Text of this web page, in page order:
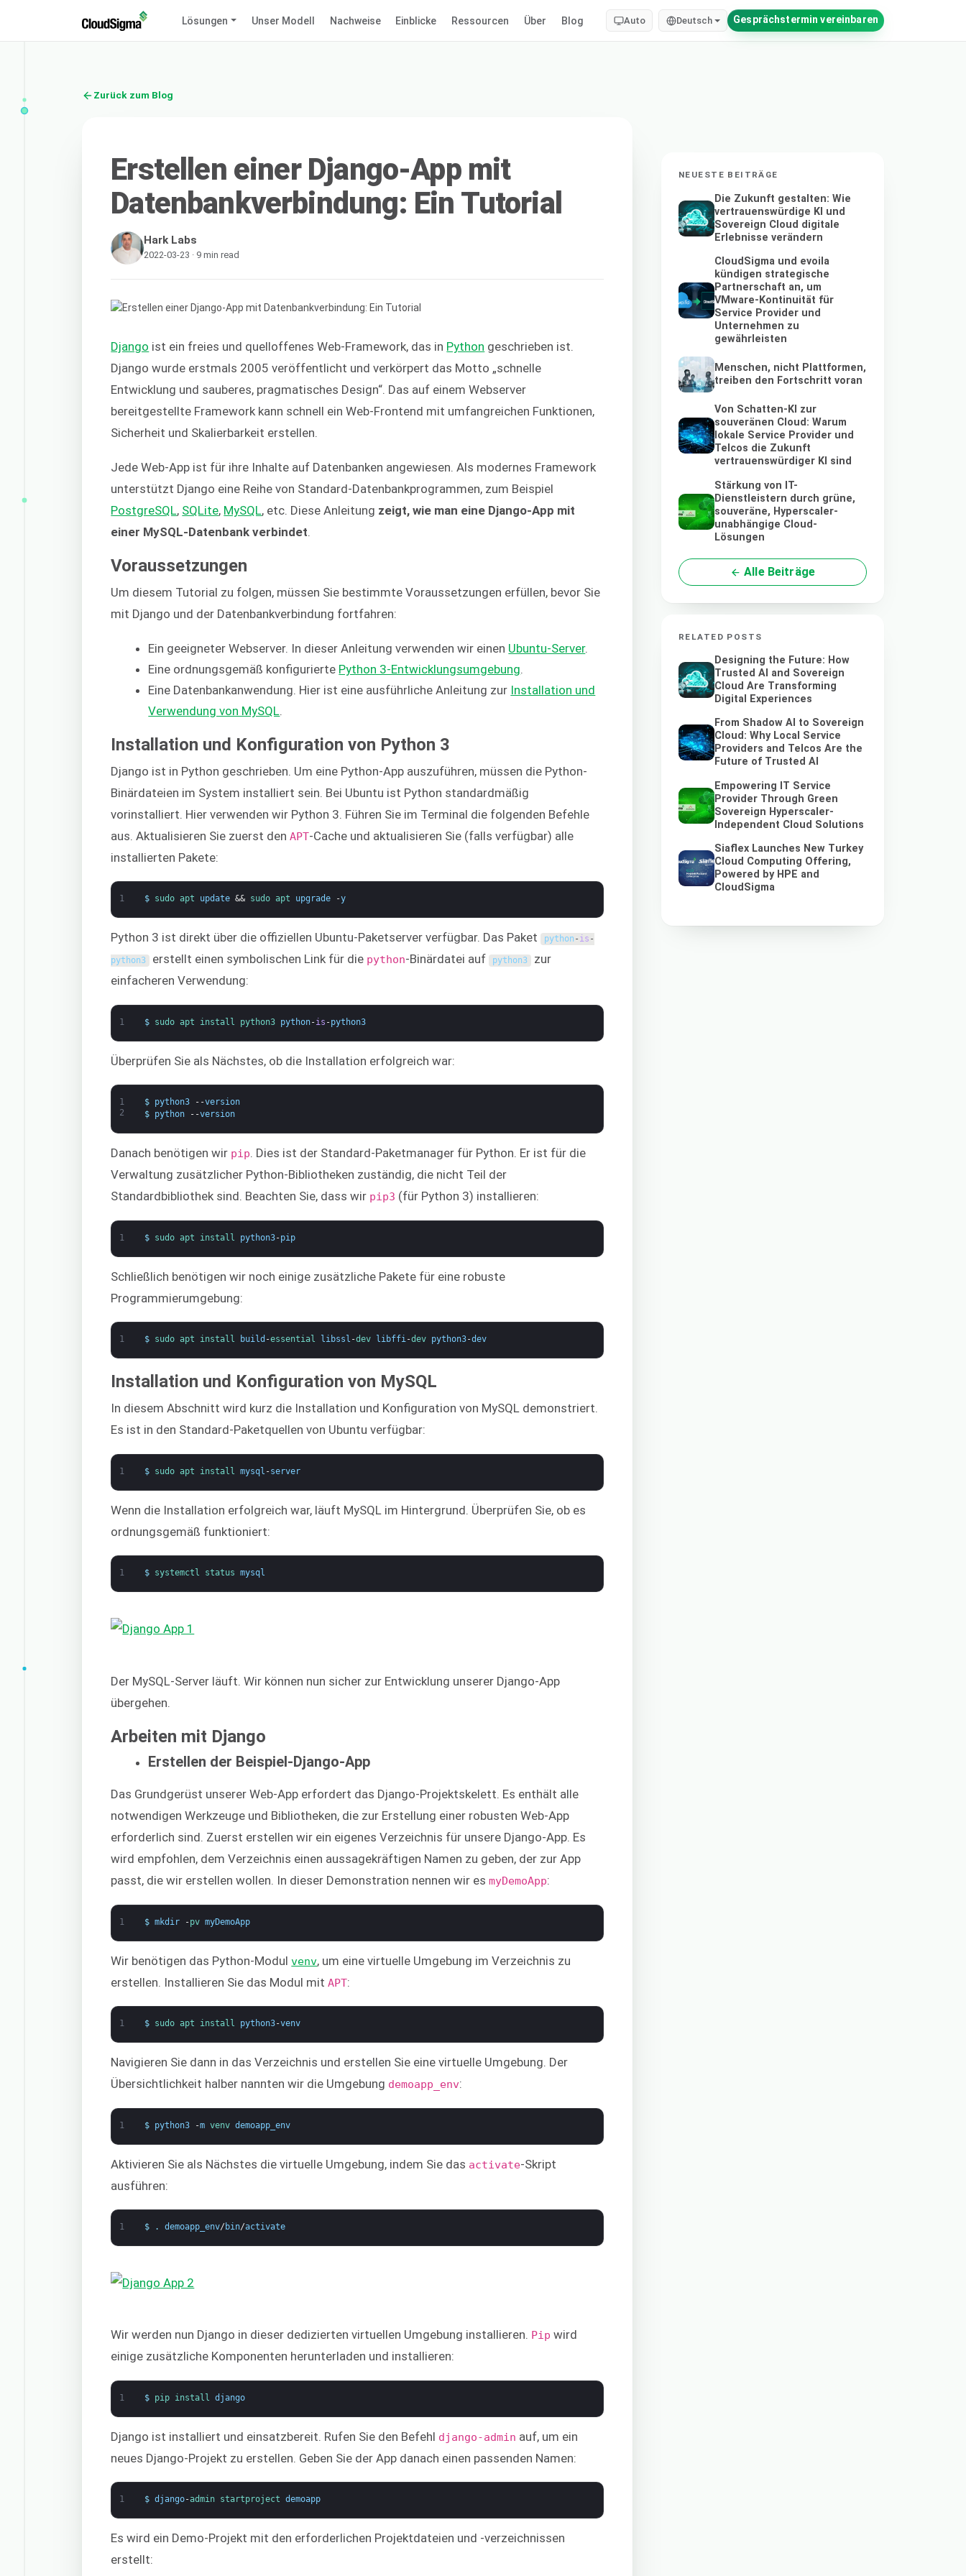
Lösungen Unser Modell Nachweise Einblicke Ressourcen Über Blog Auto Deutsch Gesprächstermin vereinbaren
Zurück zum Blog
Erstellen einer Django-App mit
Datenbankverbindung: Ein Tutorial
Hark Labs
2022-03-23 · 9 min read
Django ist ein freies und quelloffenes Web-Framework, das in Python geschrieben ist.
Django wurde erstmals 2005 veröffentlicht und verkörpert das Motto „schnelle
Entwicklung und sauberes, pragmatisches Design“. Das auf einem Webserver
bereitgestellte Framework kann schnell ein Web-Frontend mit umfangreichen Funktionen,
Sicherheit und Skalierbarkeit erstellen.
Jede Web-App ist für ihre Inhalte auf Datenbanken angewiesen. Als modernes Framework
unterstützt Django eine Reihe von Standard-Datenbankprogrammen, zum Beispiel
PostgreSQL, SQLite, MySQL, etc. Diese Anleitung zeigt, wie man eine Django-App mit
einer MySQL-Datenbank verbindet
Voraussetzungen
Um diesem Tutorial zu folgen, müssen Sie bestimmte Voraussetzungen erfüllen, bevor Sie
mit Django und der Datenbankverbindung fortfahren:
Ein geeigneter Webserver. In dieser Anleitung verwenden wir einen Ubuntu-Server.
Eine ordnungsgemäß konfigurierte Python 3-Entwicklungsumgebung
Eine Datenbankanwendung. Hier ist eine ausführliche Anleitung zur Installation und
Verwendung von MySQL
Installation und Konfiguration von Python 3
Django ist in Python geschrieben. Um eine Python-App auszuführen, müssen die Python-
Binärdateien im System installiert sein. Bei Ubuntu ist Python standardmäßig
vorinstalliert. Hier verwenden wir Python 3. Führen Sie im Terminal die folgenden Befehle
aus. Aktualisieren Sie zuerst denAPT-Cache und aktualisieren Sie (falls verfügbar) alle
installierten Pakete:
1 $ sudo apt update && sudo apt upgrade -y
Python 3 ist direkt über die offiziellen Ubuntu-Paketserver verfügbar. Das Paket python - is -
python3 erstellt einen symbolischen Link für die python-Binärdatei auf python3 zur
einfacheren Verwendung:
1 $ sudo apt install python3 python-is -python3
Überprüfen Sie als Nächstes, ob die Installation erfolgreich war:
1
2
$ python3 --version
$ python --version
Danach benötigen wir pip. Dies ist der Standard-Paketmanager für Python. Er ist für die
Verwaltung zusätzlicher Python-Bibliotheken zuständig, die nicht Teil der
Standardbibliothek sind. Beachten Sie, dass wir pip3 (für Python 3) installieren:
1 $ sudo apt install python3-pip
Schließlich benötigen wir noch einige zusätzliche Pakete für eine robuste
Programmierumgebung:
1 $ sudo apt install build -essential libssl -dev libffi-dev python3-dev
Installation und Konfiguration von MySQL
In diesem Abschnitt wird kurz die Installation und Konfiguration von MySQL demonstriert.
Es ist in den Standard-Paketquellen von Ubuntu verfügbar:
1 $ sudo apt install mysql -server
Wenn die Installation erfolgreich war, läuft MySQL im Hintergrund. Überprüfen Sie, ob es
ordnungsgemäß funktioniert:
1 $ systemctl status mysql
Der MySQL-Server läuft. Wir können nun sicher zur Entwicklung unserer Django-App
übergehen.
Arbeiten mit Django
Erstellen der Beispiel-Django-App
Das Grundgerüst unserer Web-App erfordert das Django-Projektskelett. Es enthält alle
notwendigen Werkzeuge und Bibliotheken, die zur Erstellung einer robusten Web-App
erforderlich sind. Zuerst erstellen wir ein eigenes Verzeichnis für unsere Django-App. Es
wird empfohlen, dem Verzeichnis einen aussagekräftigen Namen zu geben, der zur App
passt, die wir erstellen wollen. In dieser Demonstration nennen wir esmyDemoApp:
1 $ mkdir -pv myDemoApp
Wir benötigen das Python-Modulvenv, um eine virtuelle Umgebung im Verzeichnis zu
erstellen. Installieren Sie das Modul mitAPT:
1 $ sudo apt install python3-venv
Navigieren Sie dann in das Verzeichnis und erstellen Sie eine virtuelle Umgebung. Der
Übersichtlichkeit halber nannten wir die Umgebung demoapp_env:
1 $ python3 -m venv demoapp_env
Aktivieren Sie als Nächstes die virtuelle Umgebung, indem Sie das activate-Skript
ausführen:
1 $ . demoapp_env/ bin/activate
Wir werden nun Django in dieser dedizierten virtuellen Umgebung installieren. Pip wird
einige zusätzliche Komponenten herunterladen und installieren:
1 $ pip install django
Django ist installiert und einsatzbereit. Rufen Sie den Befehl django-admin auf, um ein
neues Django-Projekt zu erstellen. Geben Sie der App danach einen passenden Namen:
1 $ django-admin startproject demoapp
Es wird ein Demo-Projekt mit den erforderlichen Projektdateien und -verzeichnissen
erstellt:
NEUESTE BEITRÄGE
Die Zukunft gestalten: Wie
vertrauenswürdige KI und
Sovereign Cloud digitale
Erlebnisse verändern
CloudSigma und evoila
kündigen strategische
Partnerschaft an, um
VMware-Kontinuität für
Service Provider und
Unternehmen zu
gewährleisten
Menschen, nicht Plattformen,
treiben den Fortschritt voran
Von Schatten-KI zur
souveränen Cloud: Warum
lokale Service Provider und
Telcos die Zukunft
vertrauenswürdiger KI sind
Stärkung von IT-
Dienstleistern durch grüne,
souveräne, Hyperscaler-
unabhängige Cloud-
Lösungen
Alle Beiträge
RELATED POSTS
Designing the Future: How
Trusted AI and Sovereign
Cloud Are Transforming
Digital Experiences
From Shadow AI to Sovereign
Cloud: Why Local Service
Providers and Telcos Are the
Future of Trusted AI
Empowering IT Service
Provider Through Green
Sovereign Hyperscaler-
Independent Cloud Solutions
Siaflex Launches New Turkey
Cloud Computing Offering,
Powered by HPE and
CloudSigma